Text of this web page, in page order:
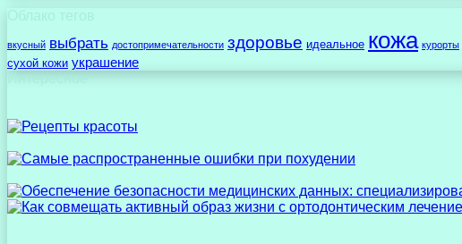
Облако тегов
вкусный выбрать достопримечательности здоровье идеальное кожа курорты
сухой кожи украшение